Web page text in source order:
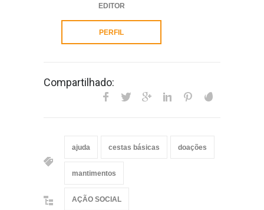
EDITOR
PERFIL
Compartilhado:
ajuda cestas básicas doações
mantimentos
AÇÃO SOCIAL